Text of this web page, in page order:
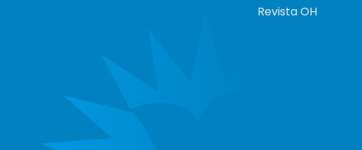
Revista OH